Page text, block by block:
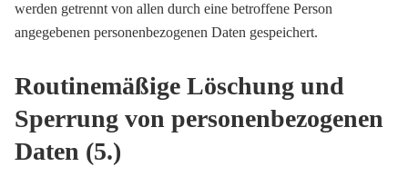
werden getrennt von allen durch eine betroffene Person
angegebenen personenbezogenen Daten gespeichert.
Routinemäßige Löschung und
Sperrung von personenbezogenen
Daten (5.)